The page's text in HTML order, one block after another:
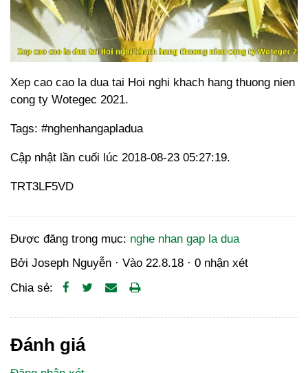
Xep cao cao la dua tai Hoi nghi khach hang thuong nien
cong ty Wotegec 2021.
Tags: #nghenhangapladua
Cập nhật lần cuối lúc 2018-08-23 05:27:19.
TRT3LF5VD
Được đăng trong mục: nghe nhan gap la dua
Bởi Joseph Nguyễn · Vào 22.8.18 · 0 nhận xét
Chia sẻ:
Đánh giá